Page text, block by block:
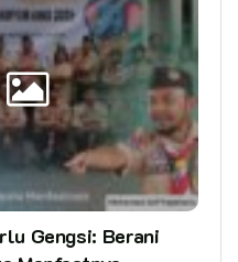
Gengsi: Berani